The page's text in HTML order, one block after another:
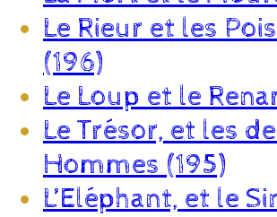
Le Rieur et les
(196)
Le Loup et le
Le Trésor, et les
Hommes (195)
L’Eléphant, et le